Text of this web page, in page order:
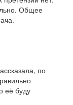
Общее
по
её буду